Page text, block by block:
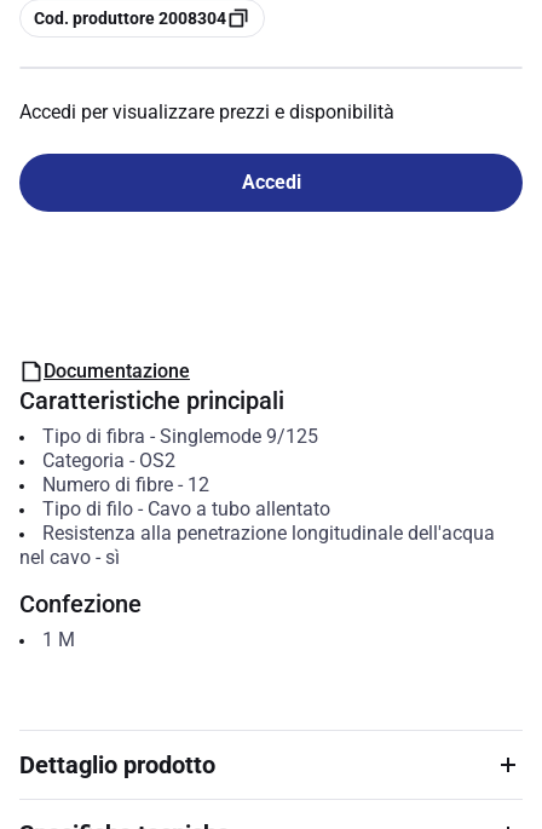
copia
Cod. produttore 2008304
Accedi per visualizzare prezzi e disponibilità
Accedi
Documentazione
Caratteristiche principali
Tipo di fibra - Singlemode 9/125
Categoria - OS2
Numero di fibre- 12
Tipo di filo- Cavo a tubo allentato
Resistenza alla penetrazione longitudinale dell'acqua
nel cavo - sì
Confezione
1 M
Dettaglio prodotto